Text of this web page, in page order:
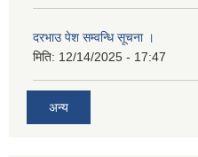
दरभाउ पेश सम्वन्धि सूचना ।
मिति: 12/14/2025 - 17:47
अन्य